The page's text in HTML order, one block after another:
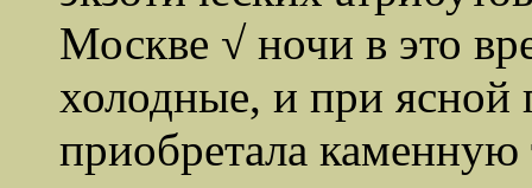
Москве √ ночи в это
холодные, и при ясной
приобретала каменную